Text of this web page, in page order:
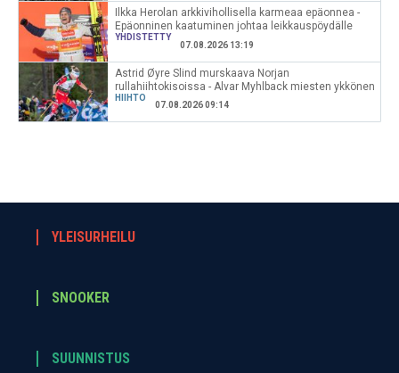
Ilkka Herolan arkkivihollisella karmeaa epäonnea -
Epäonninen kaatuminen johtaa leikkauspöydälle
YHDISTETTY
07.08.2026 13:19
Astrid Øyre Slind murskaava Norjan
rullahiihtokisoissa - Alvar Myhlback miesten ykkönen
HIIHTO
07.08.2026 09:14
YLEISURHEILU
SNOOKER
SUUNNISTUS